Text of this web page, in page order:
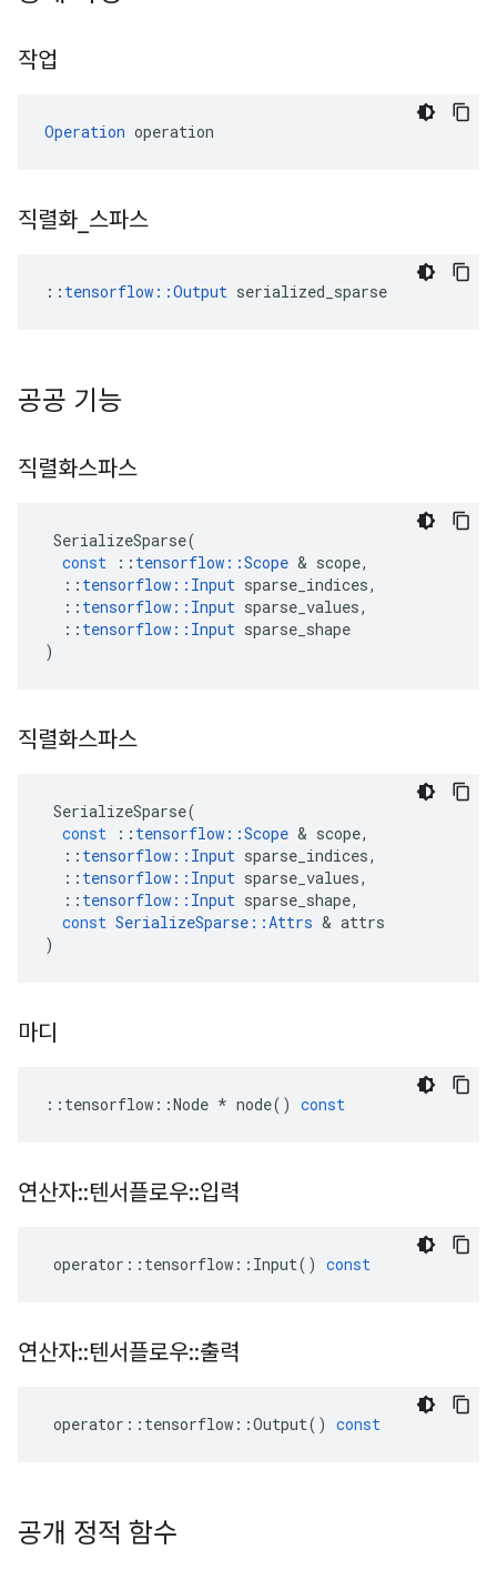
작업
Operation operation
직렬화 스파스
:: tensorflow::Output serialized_sparse
공공 기능
직렬화스파스
SerializeSparse(
const
:: tensorflow ::Scope & scope,
:: tensorflow :: Input sparse_indices,
:: tensorflow :: Input sparse_values,
:: tensorflow :: Input sparse_shape
)
직렬화스파스
SerializeSparse(
const
:: tensorflow ::Scope & scope,
:: tensorflow :: Input sparse_indices,
:: tensorflow :: Input sparse_values,
:: tensorflow :: Input sparse_shape,
const SerializeSparse ::Attrs & attrs
)
마디
:: tensorflow ::Node * node() const
연산자::텐서플로우::입력
operator :: tensorflow :: Input() const
연산자::텐서플로우::출력
operator :: tensorflow ::Output() const
공개 정적 함수